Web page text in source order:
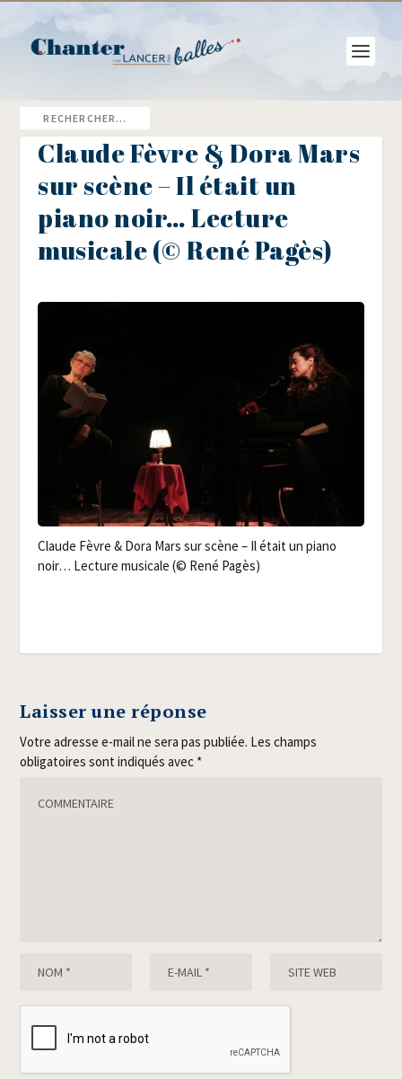
Claude Fèvre & Dora Mars
sur scène – Il était un
piano noir… Lecture
musicale (© René Pagès)
Claude Fèvre & Dora Mars sur scène – Il était un pia­no
noir… Lec­ture musi­cale (© René Pagès)
Laisser une réponse
Votre adresse e-mail ne sera pas publiée. Les champs
obligatoires sont indiqués avec *